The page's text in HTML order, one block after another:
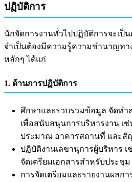
ปฏิบัติการ
นักจัดการงานทั่วไปปฏิบัติการจะเป็
จำเป็นต้องมีความรู้ความชำนาญท
หลักๆ ได้แก่
1. ด้านการปฏิบัติการ
ศึกษาและรวบรวมข้อมูล จัดทำ
เพื่อสนับสนุนการบริหารงาน เ
ประมาณ อาคารสถานที่ และสั
ปฏิบัติงานเลขานุการผู้บริหาร เ
จัดเตรียมเอกสารสำหรับประชุม
การจัดเตรียมและรายงานผลก